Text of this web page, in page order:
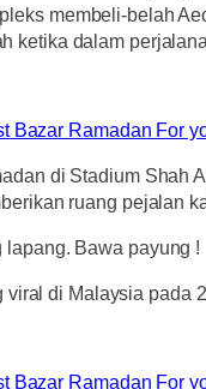
membeli-belah
ketika dalam
di Stadium Shah
ruang pejalan
Bawa payung !
di Malaysia pada